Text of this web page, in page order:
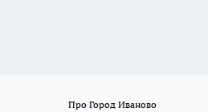
Про Город Иваново